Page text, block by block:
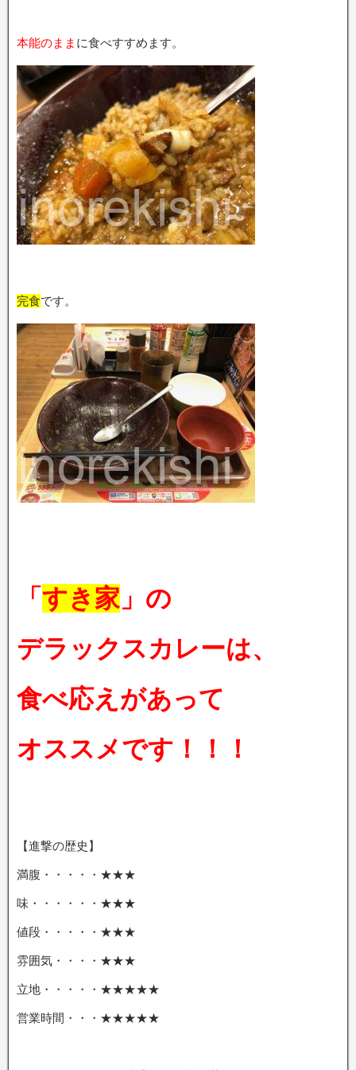
本能のまま に食べすすめます。
完食です。
「 すき家 」の
デラックスカレーは、
食べ応えがあって
オススメです！！！
【進撃の歴史】
満腹・・・・・★★★
味・・・・・・★★★
値段・・・・・★★★
雰囲気・・・・★★★
立地・・・・・★★★★★
営業時間・・・★★★★★